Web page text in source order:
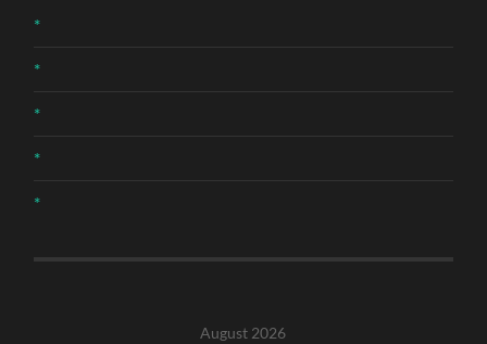
*
*
*
*
*
August 2026